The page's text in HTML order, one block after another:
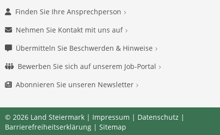
Finden Sie Ihre Ansprechperson
Nehmen Sie Kontakt mit uns auf
Übermitteln Sie Beschwerden & Hinweise
Bewerben Sie sich auf unserem Job-Portal
Abonnieren Sie unseren Newsletter
© 2026 Land Steiermark | Impressum | Datenschutz |
Barrierefreiheitserklärung | Sitemap